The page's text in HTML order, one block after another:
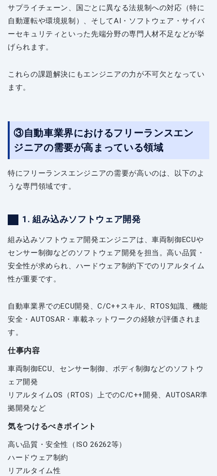
サプライチェーン、国ごとに異なる法規制への対応（特に
自動運転や環境規制）、そしてAI・ソフトウェア・サイバ
ーセキュリティといった先端分野の専門人材不足などが挙
げられます。
これらの課題解決にもエンジニアの力が不可欠となってい
ます。
③自動車業界におけるフリーランスエン
ジニアの需要が高まっている領域
特にフリーランスエンジニアの需要が高いのは、以下のよ
うな専門領域です。
1. 組み込みソフトウェア開発
組み込みソフトウェア開発エンジニアは、車両制御ECUや
センサー制御などのソフトウェア開発を担当。高い品質・
安全性が求められ、ハードウェア制約下でのリアルタイム
性が重要です。
自動車業界でのECU開発、C/C++スキル、RTOS知識、機能
安全・AUTOSAR・車載ネットワークの経験が評価されま
す。
仕事内容
車両制御ECU、センサー制御、ボディ制御などのソフトウ
ェア開発
リアルタイムOS（RTOS）上でのC/C++開発、AUTOSAR準
拠開発など
気をつけるべきポイント
高い品質・安全性（ISO 26262等）
ハードウェア制約
リアルタイム性